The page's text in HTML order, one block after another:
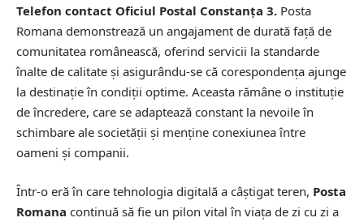
Telefon contact Oficiul Postal Constanţa 3. Posta
Romana demonstrează un angajament de durată față de
comunitatea românească, oferind servicii la standarde
înalte de calitate și asigurându-se că corespondența ajunge
la destinație în condiții optime. Aceasta rămâne o instituție
de încredere, care se adaptează constant la nevoile în
schimbare ale societății și menține conexiunea între
oameni și companii.
Într-o eră în care tehnologia digitală a câștigat teren, Posta
Romana continuă să fie un pilon vital în viața de zi cu zi a